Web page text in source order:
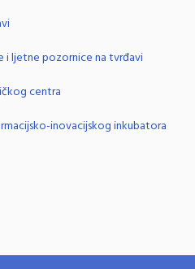
i ljetne pozornice na tvrđavi
centra
inovacijskog inkubatora